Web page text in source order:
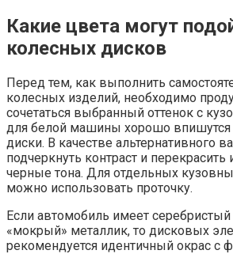
Какие цвета могут
колесных дисков
Перед тем, как выполнить
колесных изделий, необходимо
сочетаться выбранный оттенок с
для белой машины хорошо впишутся
диски. В качестве альтернативного
подчеркнуть контраст и
черные тона. Для отдельных
можно использовать проточку.
Если автомобиль имеет
«мокрый» металлик, то дисковых
рекомендуется идентичный окрас с